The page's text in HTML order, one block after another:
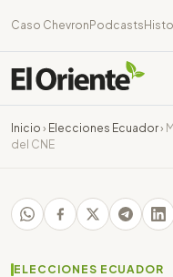
Caso Chevron Podcasts
Inicio › Elecciones Ecuador›
del CNE
ELECCIONES ECUADOR